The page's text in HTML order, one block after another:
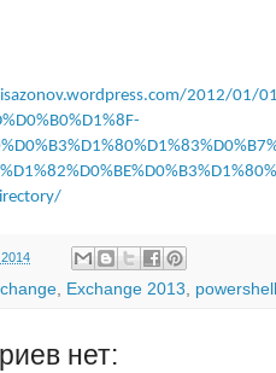
2012/01/01/
, Exchange 2013, powershell
нет: